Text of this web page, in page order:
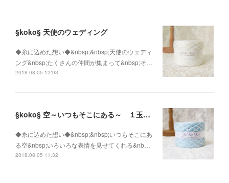
§koko§ 天使のウェディング
◆糸に込めた想い◆&nbsp;&nbsp;天使のウェディ
ング&nbsp;たくさんの仲間が集まって&nbsp;そ…
2018.08.05 12:03
§koko§ 空～いつもそこにある～ １玉45g
◆糸に込めた想い◆&nbsp;&nbsp;いつもそこにあ
る空&nbsp;いろいろな表情を見せてくれる&nb…
2018.08.05 11:32